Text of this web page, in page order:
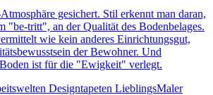
gesichert. Stil erkennt man daran,
"be-tritt", an der Qualität des Boden­belages.
wie kein anderes Einrichtungs­gut,
der Bewohner. Und
ist für die "Ewigkeit" verlegt.